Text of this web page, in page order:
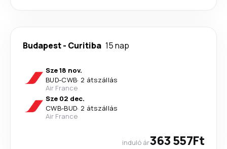
Budapest- Curitiba 15 nap
Sze 18 nov.
BUD-CWB· 2 átszállás
Air France
Sze 02 dec.
CWB-BUD· 2 átszállás
Air France
induló ár363 557Ft